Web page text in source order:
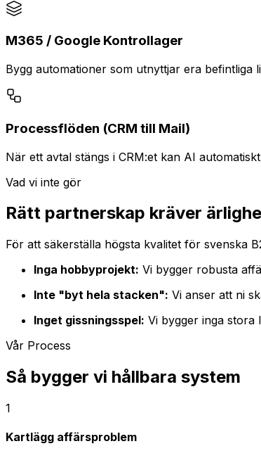
M365 / Google Kontrollager
Bygg automationer som utnyttjar era befintliga
Processflöden (CRM till Mail)
När ett avtal stängs i CRM:et kan AI
Vad vi inte gör
Rätt partnerskap kräver
För att säkerställa högsta kvalitet för svenska
Inga hobbyprojekt: Vi bygger robusta
Inte "byt hela stacken": Vi anser att ni
Inget gissningsspel: Vi bygger inga stora
Vår Process
Så bygger vi hållbara system
1
Kartlägg affärsproblem